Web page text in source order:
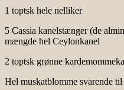
1 toptsk hele nelliker
5 Cassia kanelstænger (de
mængde hel Ceylonkanel
2 toptsk grønne
Hel muskatblomme svarende